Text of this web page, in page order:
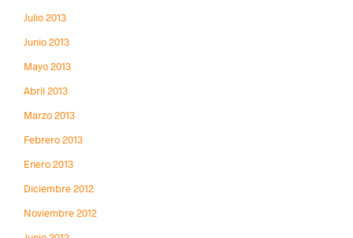
Julio 2013
Junio 2013
Mayo 2013
Abril 2013
Marzo 2013
Febrero 2013
Enero 2013
Diciembre 2012
Noviembre 2012